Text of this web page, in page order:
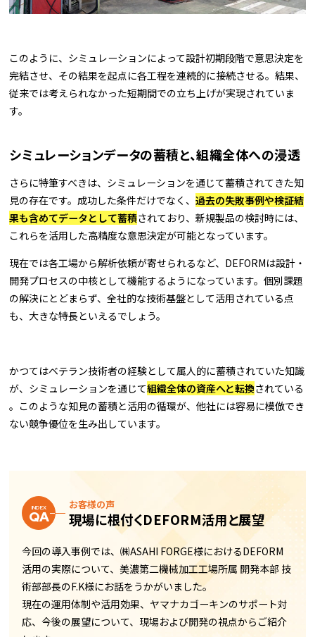
このように、シミュレーションによって設計初期段階で意思決定を
完結させ、その結果を起点に各工程を連続的に接続させる。結果、
従来では考えられなかった短期間での立ち上げが実現されていま
す。
シミュレーションデータの蓄積と、組織全体への浸透
さらに特筆すべきは、シミュレーションを通じて蓄積されてきた知
見の存在です。成功した条件だけでなく、過去の失敗事例や検証結
果も含めてデータとして蓄積されており、新規製品の検討時には、
これらを活用した高精度な意思決定が可能となっています。
現在では各工場から解析依頼が寄せられるなど、DEFORMは設計・
開発プロセスの中核として機能するようになっています。個別課題
の解決にとどまらず、全社的な技術基盤として活用されている点
も、大きな特長といえるでしょう。
かつてはベテラン技術者の経験として属人的に蓄積されていた知識
が、シミュレーションを通じて組織全体の資産へと転換されている
――。このような知見の蓄積と活用の循環が、他社には容易に模倣でき
ない競争優位を生み出しています。
INDEX
QA
お客様の声
現場に根付くDEFORM活用と展望
今回の導入事例では、㈱ASAHI FORGE様におけるDEFORM
活用の実際について、美濃第二機械加工工場所属 開発本部 技
術部部長のF.K様にお話をうかがいました。
現在の運用体制や活用効果、ヤマナカゴーキンのサポート対
応、今後の展望について、現場および開発の視点からご紹介